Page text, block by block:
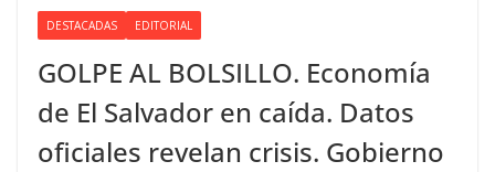
DESTACADAS EDITORIAL
GOLPE AL BOLSILLO. Economía
de El Salvador en caída. Datos
oficiales revelan crisis. Gobierno